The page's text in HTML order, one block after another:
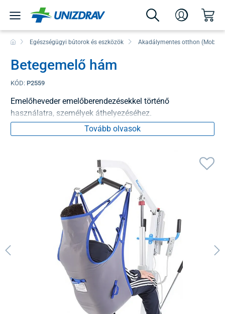
Egészségügyi bútorok és eszközök Akadálymentes otthon
Betegemelő hám
KÓD: P2559
Emelőheveder emelőberendezésekkel történő
használatra, személyek áthelyezéséhez.
Tovább olvasok